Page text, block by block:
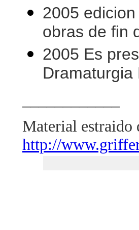
2005
obras de fin
2005 Es
Dramaturgia
Material
http://